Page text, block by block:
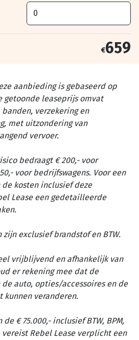
€659
aanbieding is gebaseerd op
getoonde leaseprijs omvat
verzekering en
met uitzondering van
vervoer.
bedraagt € 200,- voor
voor bedrijfswagens. Voor een
kosten inclusief deze
Lease een gedetailleerde
exclusief brandstof en BTW.
vrijblijvend en afhankelijk van
er rekening mee dat de
auto, opties/accessoires en de
kunnen veranderen.
€ 75.000,- inclusief BTW, BPM,
Rebel Lease verplicht een